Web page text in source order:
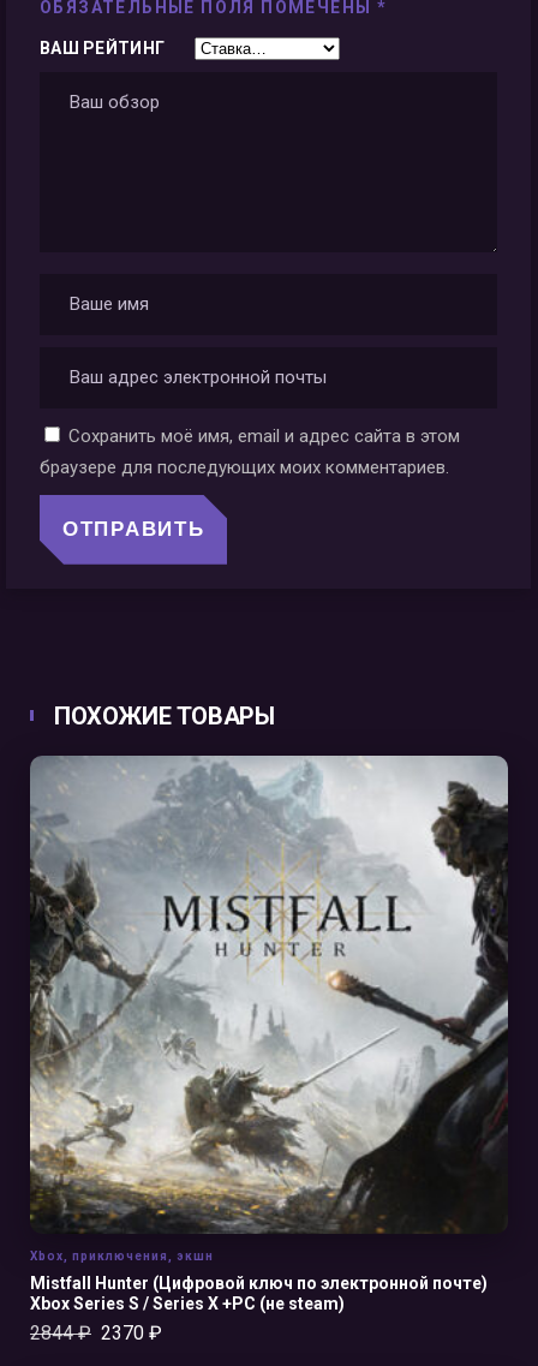
ОБЯЗАТЕЛЬНЫЕ ПОЛЯ ПОМЕЧЕНЫ *
ВАШ РЕЙТИНГ
Сохранить моё имя, email и адрес сайта в этом
браузере для последующих моих комментариев.
ПОХОЖИЕ ТОВАРЫ
В КОРЗИНУ
Mistfall Hunter (Цифровой ключ по электронной почте)
Xbox Series S / Series X +PC (не steam)
2844₽ 2370 ₽
Xbox приключения экшн